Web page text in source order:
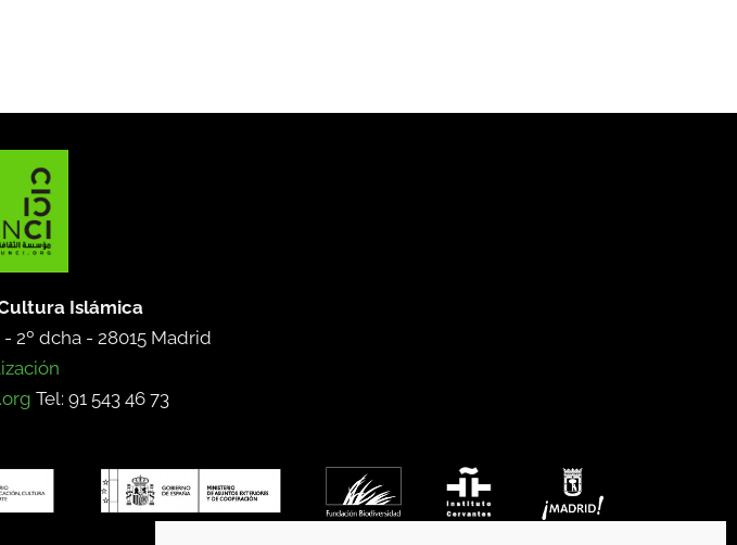
Islámica
2º dcha - 28015 Madrid
Tel: 91 543 46 73